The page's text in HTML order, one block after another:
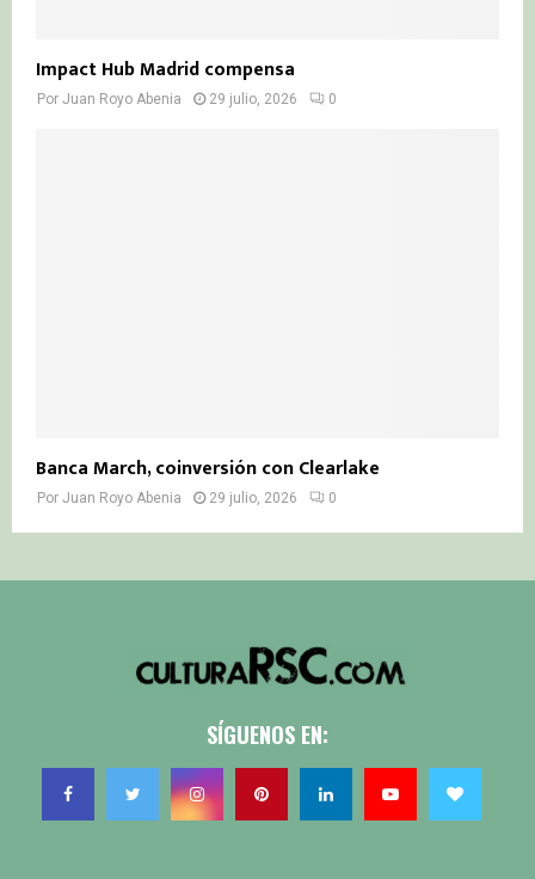
Impact Hub Madrid compensa
Por Juan Royo Abenia 29 julio, 2026 0
Banca March, coinversión con Clearlake
Por Juan Royo Abenia 29 julio, 2026 0
SÍGUENOS EN: